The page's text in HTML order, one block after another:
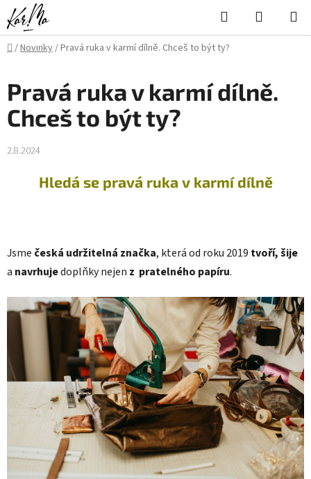
Přejít
na
obsah
Hledat
KOŠÍK
Domů
/Novinky/Pravá ruka v karmí dílně. Chceš to být ty?
Pravá ruka v karmí dílně.
Chceš to být ty?
2.8.2024
Hledá se pravá ruka v karmí dílně
Jsme česká udržitelná značka, která od roku 2019 tvoří, šije
a navrhujedoplňky nejen z pratelného papíru.